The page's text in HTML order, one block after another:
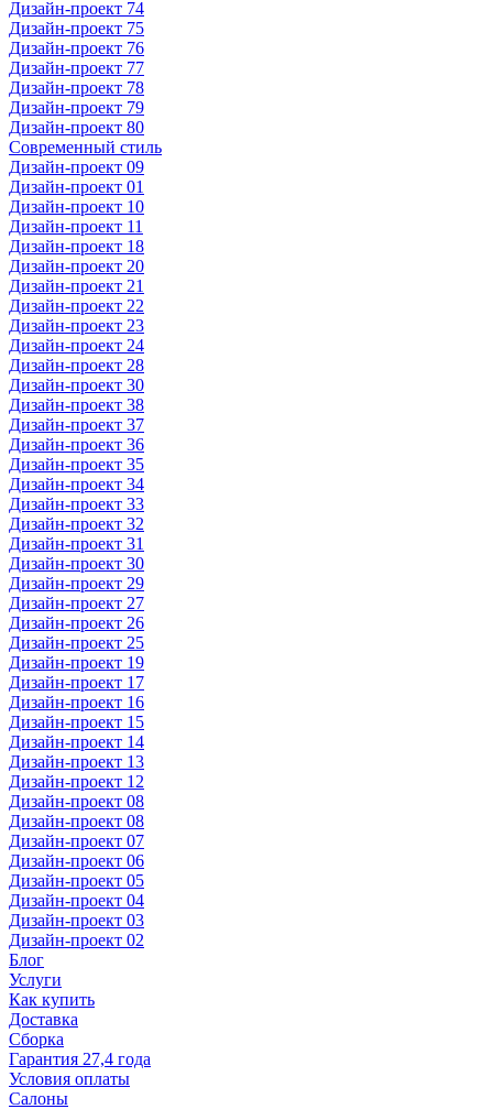
Дизайн-проект 74
Дизайн-проект 75
Дизайн-проект 76
Дизайн-проект 77
Дизайн-проект 78
Дизайн-проект 79
Дизайн-проект 80
Современный стиль
Дизайн-проект 09
Дизайн-проект 01
Дизайн-проект 10
Дизайн-проект 11
Дизайн-проект 18
Дизайн-проект 20
Дизайн-проект 21
Дизайн-проект 22
Дизайн-проект 23
Дизайн-проект 24
Дизайн-проект 28
Дизайн-проект 30
Дизайн-проект 38
Дизайн-проект 37
Дизайн-проект 36
Дизайн-проект 35
Дизайн-проект 34
Дизайн-проект 33
Дизайн-проект 32
Дизайн-проект 31
Дизайн-проект 30
Дизайн-проект 29
Дизайн-проект 27
Дизайн-проект 26
Дизайн-проект 25
Дизайн-проект 19
Дизайн-проект 17
Дизайн-проект 16
Дизайн-проект 15
Дизайн-проект 14
Дизайн-проект 13
Дизайн-проект 12
Дизайн-проект 08
Дизайн-проект 08
Дизайн-проект 07
Дизайн-проект 06
Дизайн-проект 05
Дизайн-проект 04
Дизайн-проект 03
Дизайн-проект 02
Блог
Услуги
Как купить
Доставка
Сборка
Гарантия 27,4 года
Условия оплаты
Салоны